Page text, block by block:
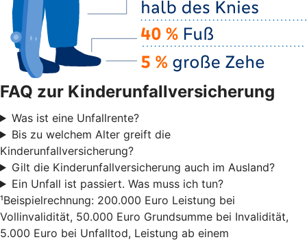
FAQ zur Kinderunfallversicherung
Was ist eine Unfallrente?
Bis zu welchem Alter greift die
Kinderunfallversicherung?
Gilt die Kinderunfallversicherung auch im Ausland?
Ein Unfall ist passiert. Was muss ich tun?
¹Beispielrechnung: 200.000 Euro Leistung bei
Vollinvalidität, 50.000 Euro Grundsumme bei Invalidität,
5.000 Euro bei Unfalltod, Leistung ab einem